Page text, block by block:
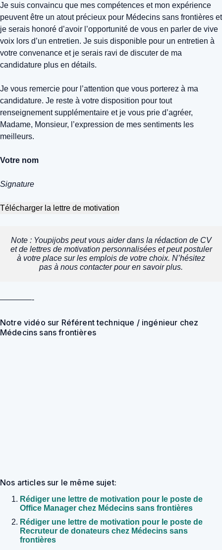
Je suis convaincu que mes compétences et mon expérience
peuvent être un atout précieux pour Médecins sans frontières et
je serais honoré d’avoir l’opportunité de vous en parler de vive
voix lors d’un entretien. Je suis disponible pour un entretien à
votre convenance et je serais ravi de discuter de ma
candidature plus en détails.
Je vous remercie pour l’attention que vous porterez à ma
candidature. Je reste à votre disposition pour tout
renseignement supplémentaire et je vous prie d’agréer,
Madame, Monsieur, l’expression de mes sentiments les
meilleurs.
Votre nom
Signature
Télécharger la lettre de motivation
Note : Youpijobs peut vous aider dans la rédaction de CV
et de lettres de motivation personnalisées et peut postuler
à votre place sur les emplois de votre choix. N’hésitez
pas à nous contacter pour en savoir plus.
————-
Notre vidéo sur Référent technique / ingénieur chez
Médecins sans frontières
Nos articles sur le même sujet:
Rédiger une lettre de motivation pour le poste de
Office Manager chez Médecins sans frontières
Rédiger une lettre de motivation pour le poste de
Recruteur de donateurs chez Médecins sans
frontières